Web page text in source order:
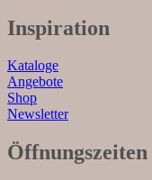
Inspiration
Kataloge
Angebote
Shop
Newsletter
Öffnungszeiten